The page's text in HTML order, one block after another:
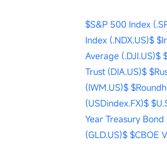
$S&P 500 Index
Index (.NDX.US)$
Average (.DJI.US)$
Trust (DIA.US)$
(IWM.US)$
(USDindex.FX)$
Year Treasury Bond
(GLD.US)$ $CBOE